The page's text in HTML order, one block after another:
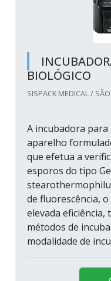
BIOLÓGICO
SISPACK MEDICAL /
A incubadora
aparelho
que efetua a
esporos do tipo
de fluorescência,
elevada
métodos de
modalidade de